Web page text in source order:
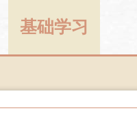
基础学习